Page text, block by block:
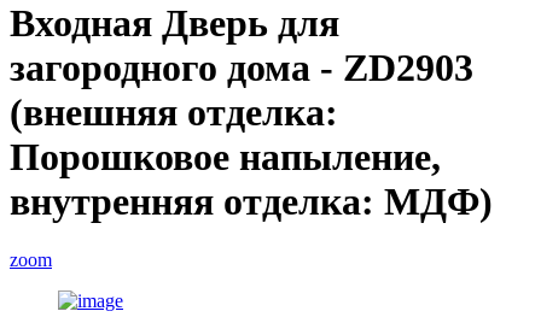
Входная Дверь для
загородного дома - ZD2903
(внешняя отделка:
Порошковое напыление,
внутренняя отделка: МДФ)
zoom